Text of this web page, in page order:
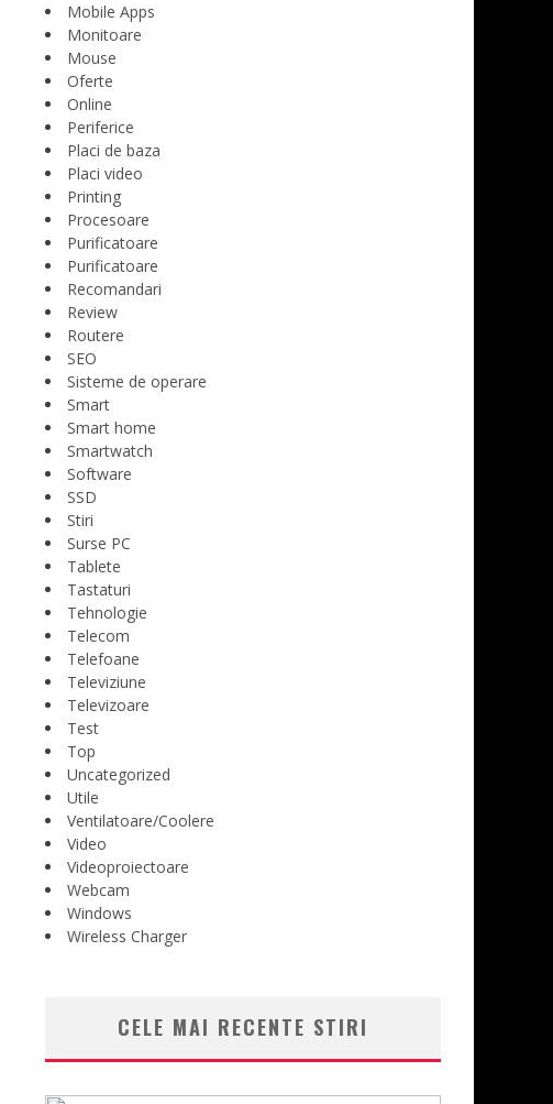
Mobile Apps
Monitoare
Mouse
Oferte
Online
Periferice
Placi de baza
Placi video
Printing
Procesoare
Purificatoare
Purificatoare
Recomandari
Review
Routere
SEO
Sisteme de operare
Smart
Smart home
Smartwatch
Software
SSD
Stiri
Surse PC
Tablete
Tastaturi
Tehnologie
Telecom
Telefoane
Televiziune
Televizoare
Test
Top
Uncategorized
Utile
Ventilatoare/Coolere
Video
Videoproiectoare
Webcam
Windows
Wireless Charger
CELE MAI RECENTE STIRI